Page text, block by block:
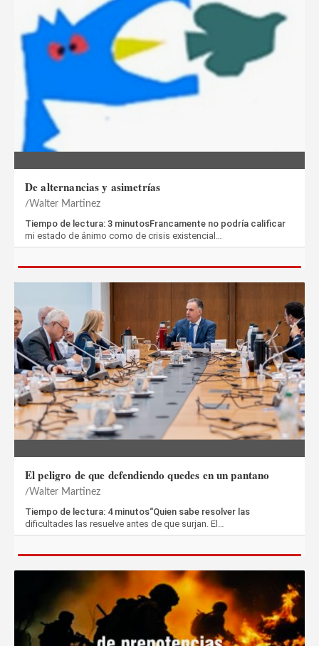
De alternancias y asimetrías
Walter Martinez
Tiempo de lectura: 3 minutosFrancamente no podría calificar
mi estado de ánimo como de crisis existencial…
El peligro de que defendiendo quedes en un pantano
Walter Martinez
Tiempo de lectura: 4 minutos“Quien sabe resolver las
dificultades las resuelve antes de que surjan. El…